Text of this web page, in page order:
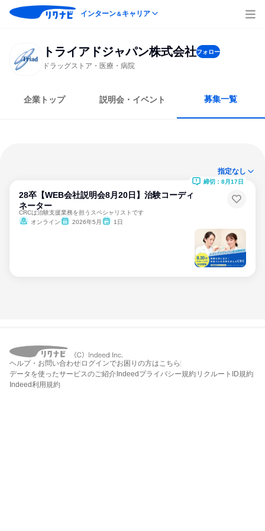
インターン＆キャリア
トライアドジャパン株式会社フォロー
ドラッグストア・医療・病院
企業トップ 説明会・イベント 募集一覧
指定なし
28卒【WEB会社説明会8月20日】治験コーディ
ネーター
CRCは治験支援業務を担うスペシャリストです
オンライン
2026年5月 1日
締切：8月17日
ヘルプ・お問い合わせ ログインでお困りの方はこちら
データを使ったサービスのご紹介 Indeedプライバシー規約 リクルートID規約
Indeed利用規約